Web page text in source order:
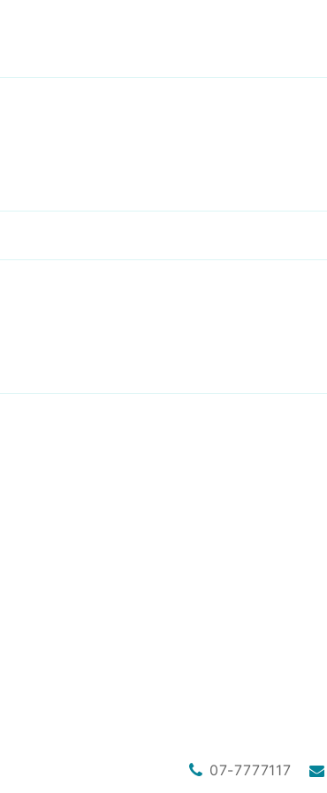
07-7777117